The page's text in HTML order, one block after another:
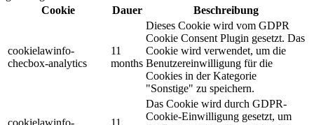
Cookie
Dauer Beschreibung
cookielawinfo-
checbox-analytics
11
months
Dieses Cookie wird vom GDPR
Cookie Consent Plugin gesetzt. Das
Cookie wird verwendet, um die
Benutzereinwilligung für die
Cookies in der Kategorie
"Sonstige" zu speichern.
Das Cookie wird durch GDPR-
Cookie-Einwilligung gesetzt, um